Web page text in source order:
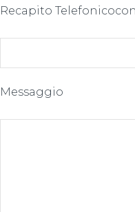
Recapito Telefonico
Messaggio